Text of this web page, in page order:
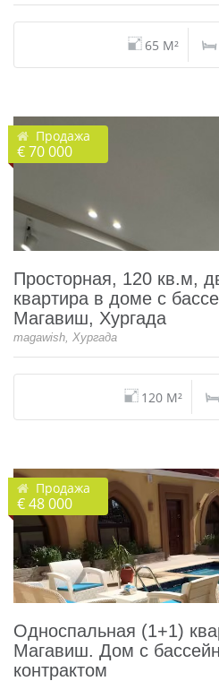
65 M²
Продажа
€ 70 000
Просторная, 120 кв.м,
квартира в доме с
Магавиш, Хургада
magawish, Хургада
120 M²
Продажа
€ 48 000
Односпальная (1+1)
Магавиш. Дом с
контрактом